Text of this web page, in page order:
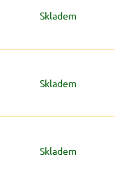
Skladem
Skladem
Skladem